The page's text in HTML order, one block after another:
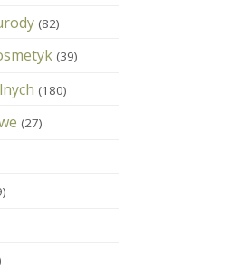
(82)
(39)
(180)
(27)